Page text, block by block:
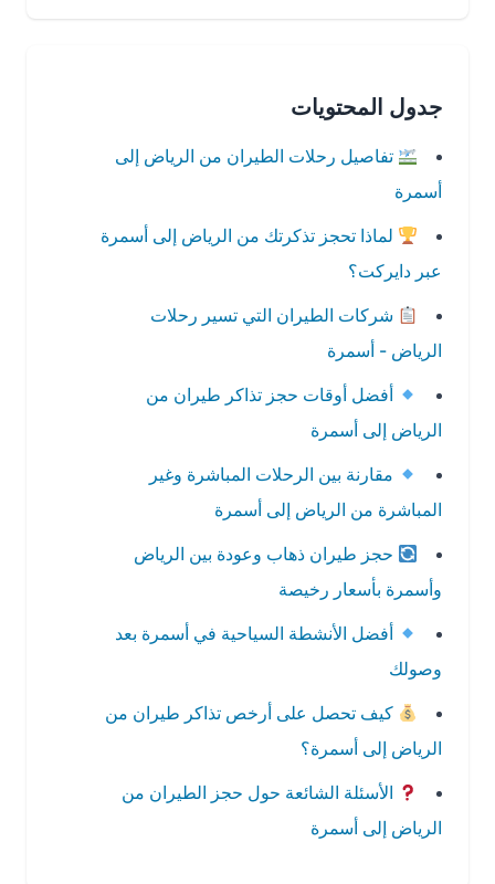
جدول المحتويات
تفاصيل رحلات الطيران من الرياض إلى
أسمرة
لماذا تحجز تذكرتك من الرياض إلى أسمرة
عبر دايركت؟
شركات الطيران التي تسير رحلات
الرياض - أسمرة
أفضل أوقات حجز تذاكر طيران من
الرياض إلى أسمرة
مقارنة بين الرحلات المباشرة وغير
المباشرة من الرياض إلى أسمرة
حجز طيران ذهاب وعودة بين الرياض
وأسمرة بأسعار رخيصة
أفضل الأنشطة السياحية في أسمرة بعد
وصولك
كيف تحصل على أرخص تذاكر طيران من
الرياض إلى أسمرة؟
الأسئلة الشائعة حول حجز الطيران من
الرياض إلى أسمرة